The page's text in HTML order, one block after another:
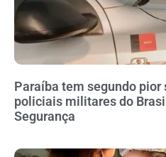
Paraíba tem segundo
policiais militares do
Segurança